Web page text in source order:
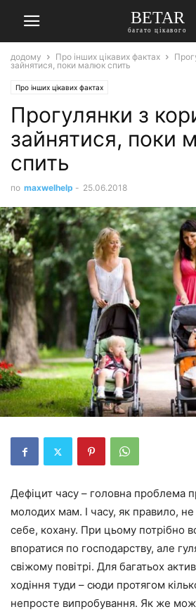
BETAR
багато цікавого
додому Про інших цікавих фактах
зайнятися, поки малюк спить
Про інших цікавих фактах
Прогулянки з
зайнятися, поки
спить
по maxwelhelp - 25.06.2018
Дефіцит часу – головна проблема
молодих мам. І часу, як правило,
себе, кохану. При цьому потрібно
впоратися по господарству, але
свіжому повітрі. Для багатьох
ходіння туди – сюди протягом
непросте випробування. Як же